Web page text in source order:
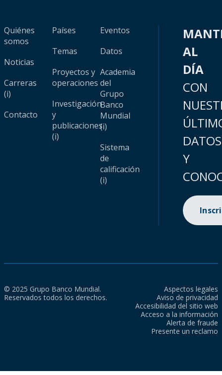
Quiénes
somos
Noticias
Carreras
(i)
Contacto
Países
Temas
Proyectos y
operaciones
Investigación
y
publicaciones
(i)
Eventos
Datos
Academia
del
Grupo
Banco
Mundial
(i)
Sistema
de
calificación
(i)
AL
DÍA
CON
DATOS
Y
© 2025 Grupo Banco Mundial.
Reservados todos los derechos.
Aspectos legales
Aviso de privacidad
Accesibilidad del sitio web
Acceso a la información
Alerta de fraude
Presente un reclamo